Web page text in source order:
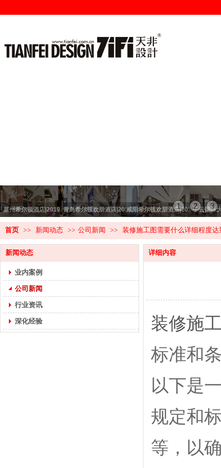
1 2 3
莱州希尔顿酒店|2019 青岛希尔顿欢朋酒店|2019咸阳希尔顿欢朋酒店|2019子云国际
首页 >> 新闻动态 >> 公司新闻 >> 装修施工图需要什么详细程度
新闻动态
业内案例
公司新闻
行业资讯
深化经验
详细内容
装修施
标准和
以下是
规定和
等，以